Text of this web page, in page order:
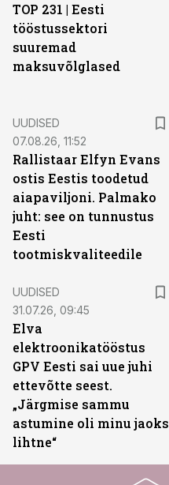
TOP 231 | Eesti
tööstussektori
suuremad
maksuvõlglased
UUDISED
07.08.26, 11:52
Rallistaar Elfyn Evans
ostis Eestis toodetud
aiapaviljoni. Palmako
juht: see on tunnustus
Eesti
tootmiskvaliteedile
UUDISED
31.07.26, 09:45
Elva
elektroonikatööstus
GPV Eesti sai uue juhi
ettevõtte seest.
„Järgmise sammu
astumine oli minu jaoks
lihtne“